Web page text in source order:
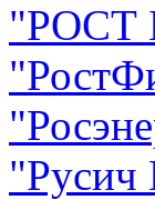
"РОСТ
"
"
"Русич